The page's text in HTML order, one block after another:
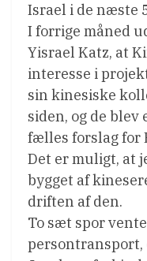
Israel i de næste
I forrige måned
Yisrael Katz, at
interesse i
sin kinesiske
siden, og de blev
fælles forslag for
Det er muligt, at
bygget af
driften af den.
To sæt spor
persontransport,